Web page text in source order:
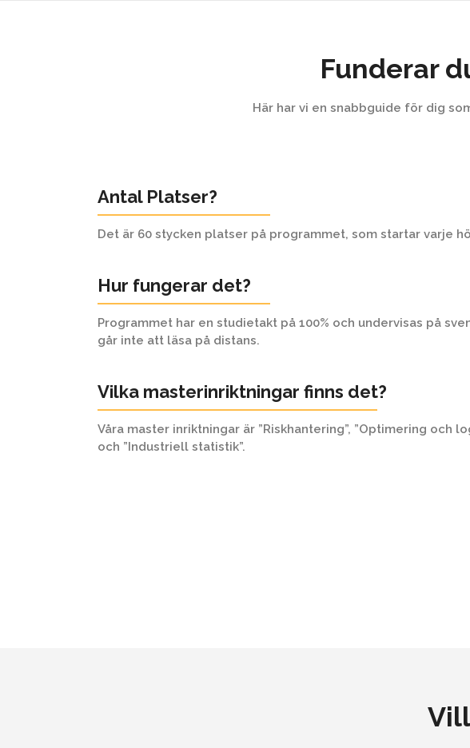
Blivande student?
Funderar
Här har vi en snabbguide för dig
Antal Platser?
Det är 60 stycken platser på programmet, som startar varje
Hur fungerar det?
Programmet har en studietakt på 100% och undervisas på
går inte att läsa på distans.
Vilka masterinriktningar finns det?
Våra master inriktningar är ”Riskhantering”, ”Optimering och
och ”Industriell statistik”.